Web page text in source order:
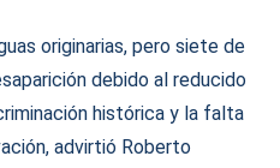
originarias, pero siete de
debido al reducido
histórica y la falta
advirtió Roberto